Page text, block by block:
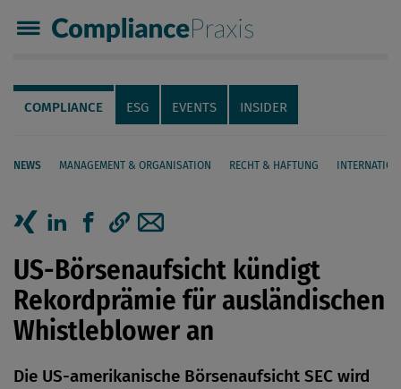
Compliance Praxis
Servicenavigation
Navigation
COMPLIANCE ESG EVENTS INSIDER
NEWS MANAGEMENT & ORGANISATION RECHT & HAFTUNG
Seiteninhalt
Artikel auf Xing teilen
Artikel auf linkedIn teilen
Artikel auf Facebook teilen
Artikellink kopieren
Artikel per Mail teilen
US-Börsenaufsicht kündigt
Rekordprämie für ausländischen
Whistleblower an
Die US-amerikanische Börsenaufsicht SEC wird